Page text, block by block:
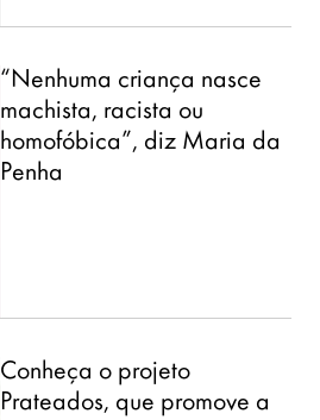
“Nenhuma criança nasce
machista, racista ou
homofóbica”, diz Maria da
Penha
Conheça o projeto
Prateados, que promove a